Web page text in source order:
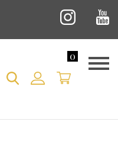
0